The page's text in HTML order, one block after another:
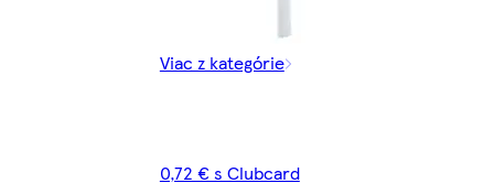
Viac z kategórie
0,72 € s Clubcard